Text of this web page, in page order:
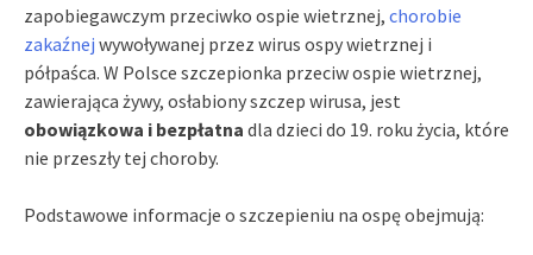
zapobiegawczym przeciwko ospie wietrznej, chorobie
zakaźnej wywoływanej przez wirus ospy wietrznej i
półpaśca. W Polsce szczepionka przeciw ospie wietrznej,
zawierająca żywy, osłabiony szczep wirusa, jest
obowiązkowa i bezpłatna dla dzieci do 19. roku życia, które
nie przeszły tej choroby.
Podstawowe informacje o szczepieniu na ospę obejmują: